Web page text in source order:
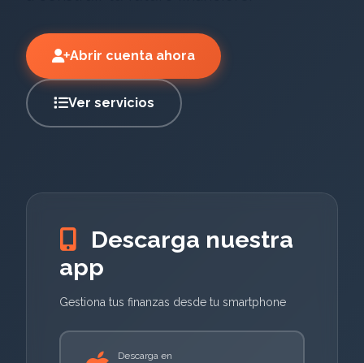
Abrir cuenta ahora
Ver servicios
Descarga nuestra
app
Gestiona tus finanzas desde tu smartphone
Descarga en